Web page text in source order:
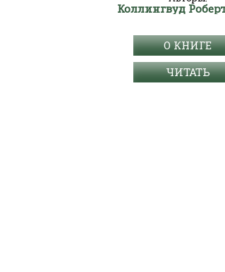
О КНИГЕ
ЧИТАТЬ